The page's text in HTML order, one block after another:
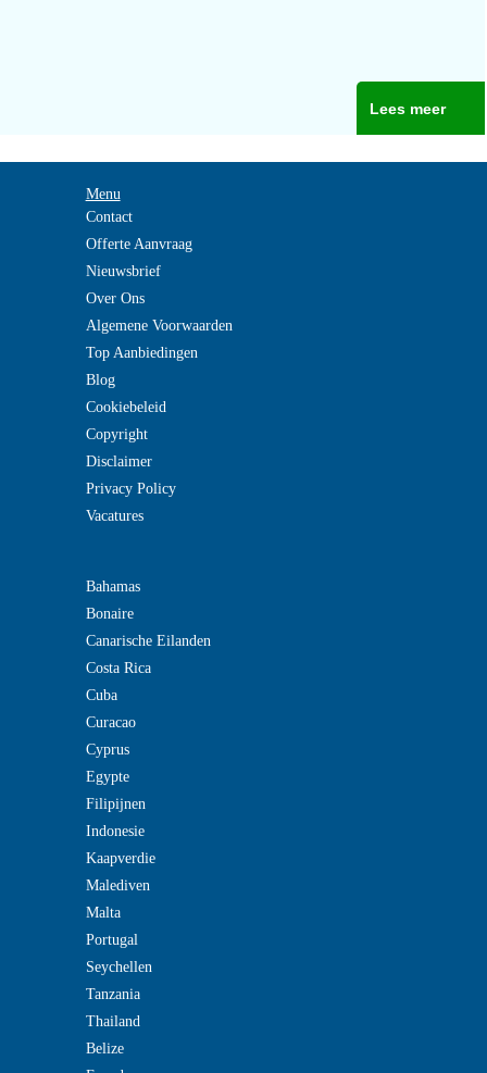
Lees meer
Menu
Contact
Offerte Aanvraag
Nieuwsbrief
Over Ons
Algemene Voorwaarden
Top Aanbiedingen
Blog
Cookiebeleid
Copyright
Disclaimer
Privacy Policy
Vacatures
Bahamas
Bonaire
Canarische Eilanden
Costa Rica
Cuba
Curacao
Cyprus
Egypte
Filipijnen
Indonesie
Kaapverdie
Malediven
Malta
Portugal
Seychellen
Tanzania
Thailand
Belize